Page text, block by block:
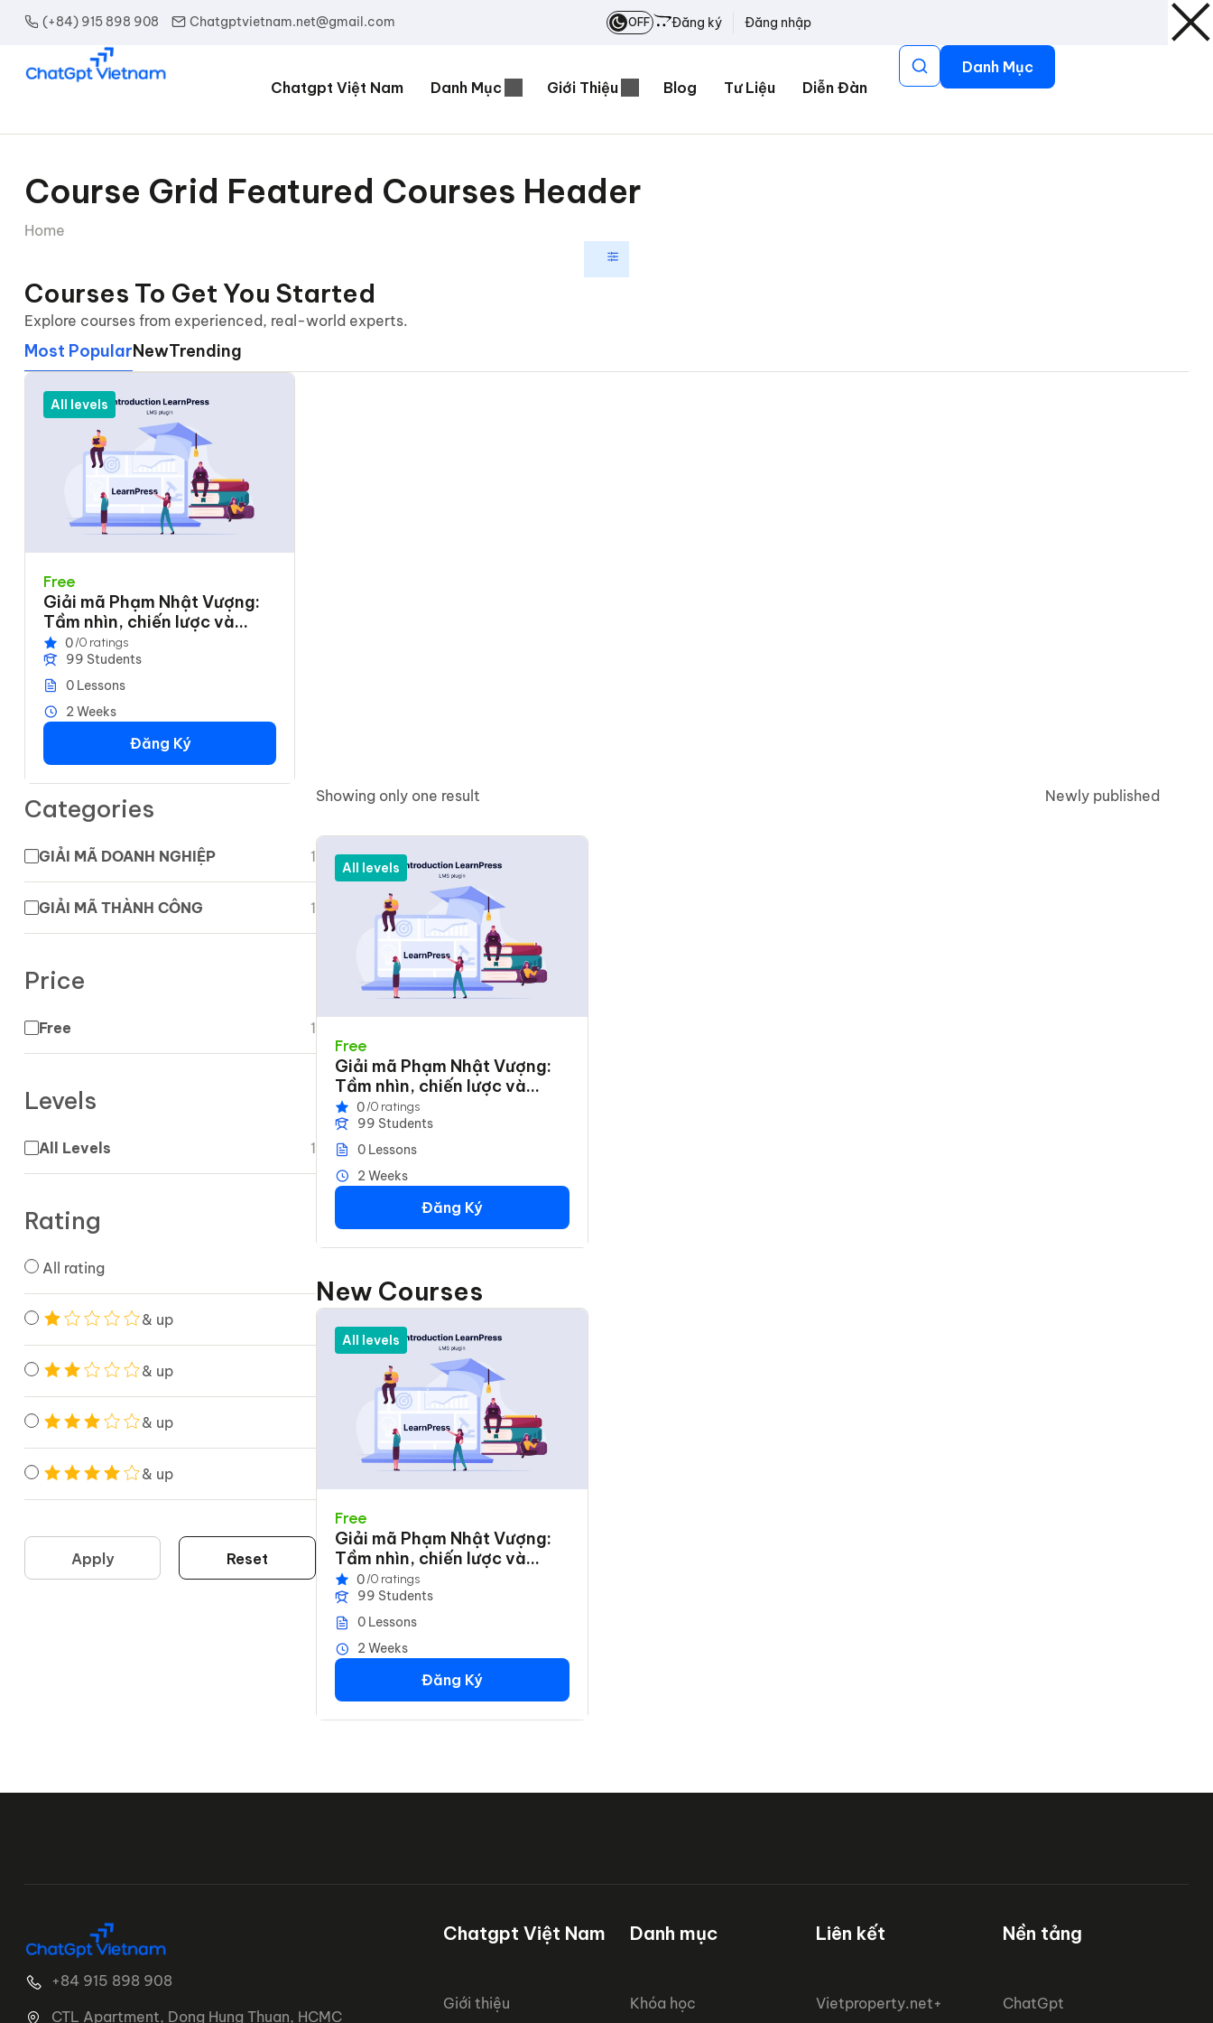
(+84) 915 898 908 Chatgptvietnam.net@gmail.com OFF Đăng ký Đăng nhập
Chatgpt Việt Nam Danh Mục Giới Thiệu Blog Tư Liệu Diễn Đàn
Danh Mục
Course Grid Featured Courses Header
Home
Courses To Get You Started
Explore courses from experienced, real-world experts.
Most PopularNewTrending
All levels
Free
Giải mã Phạm Nhật Vượng:
Tầm nhìn, chiến lược và
năng lực thực thi
0/0 ratings
99 Students
0 Lessons
2 Weeks
Đăng Ký
Categories
GIẢI MÃ DOANH NGHIỆP 1
GIẢI MÃ THÀNH CÔNG 1
Price
Free 1
Levels
All Levels 1
Rating
All rating
& up
& up
& up
& up
Apply Reset
Showing only one result
All levels
Free
Giải mã Phạm Nhật Vượng:
Tầm nhìn, chiến lược và
năng lực thực thi
0/0 ratings
99 Students
0 Lessons
2 Weeks
Đăng Ký
New Courses
All levels
Free
Giải mã Phạm Nhật Vượng:
Tầm nhìn, chiến lược và
năng lực thực thi
0/0 ratings
99 Students
0 Lessons
2 Weeks
Đăng Ký
+84 915 898 908
CTL Apartment, Dong Hung Thuan, HCMC
Chatgpt Việt Nam
Giới thiệu
Danh mục
Khóa học
Liên kết
Vietproperty.net+
Nền tảng
ChatGpt